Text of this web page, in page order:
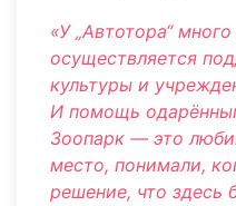
«У „Автотора“
осуществляется
культуры и
И помощь
Зоопарк — это
место, понимали,
решение, что здесь